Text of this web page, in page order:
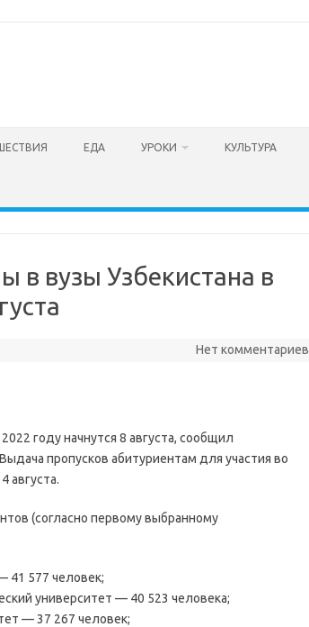
ЕДА УРОКИ КУЛЬТУРА
в вузы Узбекистана в
Нет комментариев
году начнутся 8 августа, сообщил
пропусков абитуриентам для участия во
августа.
(согласно первому выбранному
41 577 человек;
университет — 40 523 человека;
— 37 267 человек;